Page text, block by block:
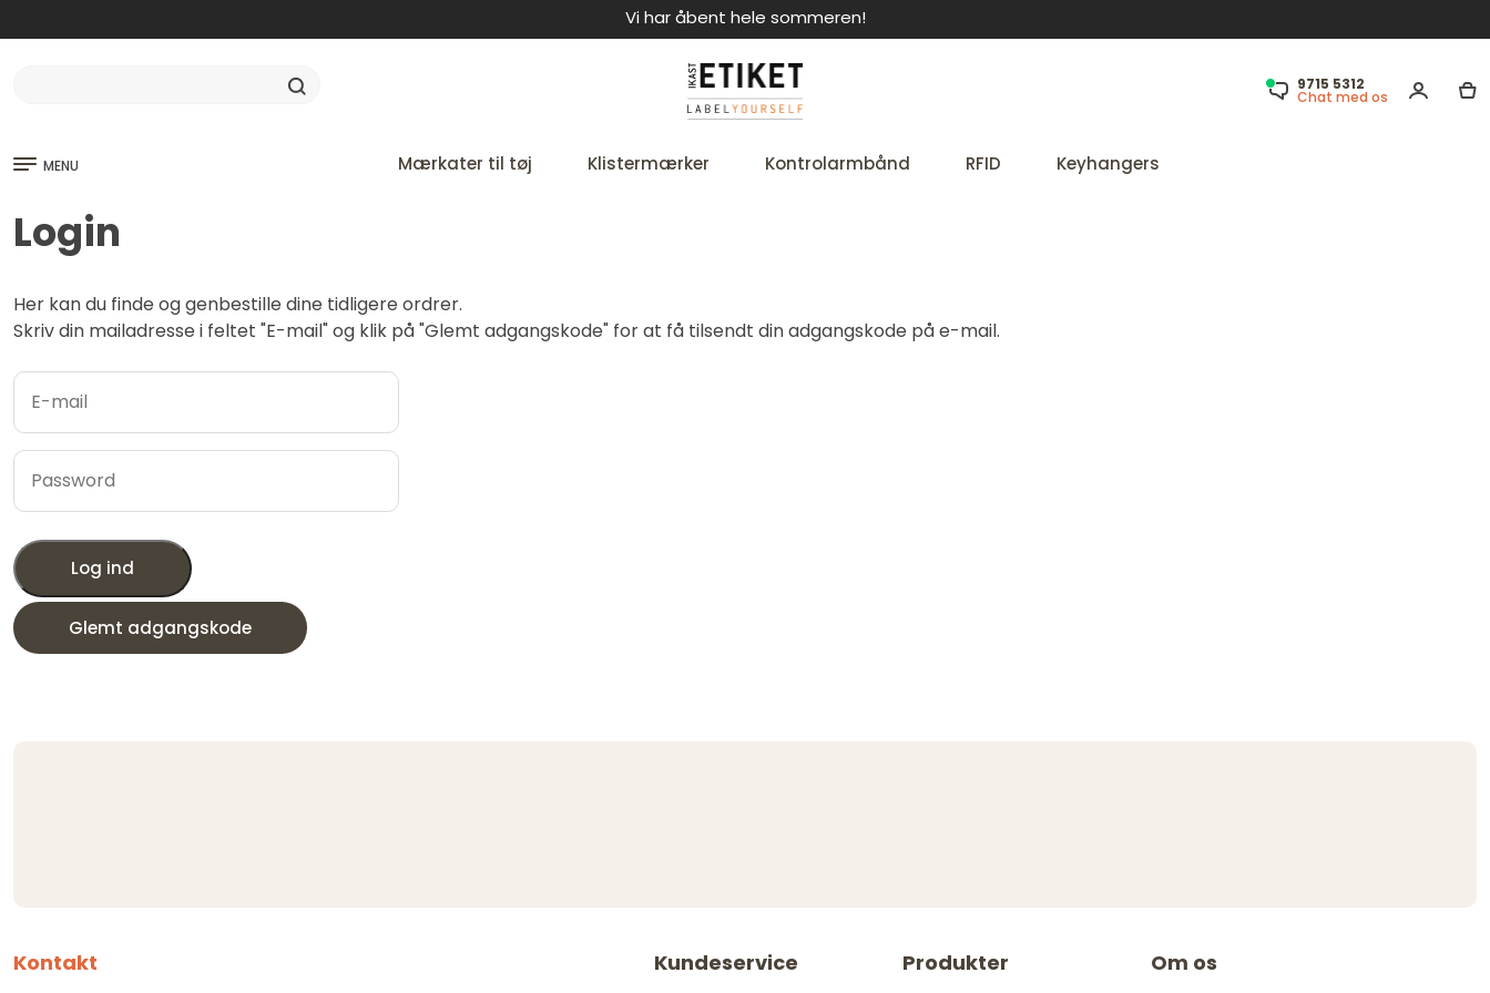
Vi har åbent hele sommeren!
9715 5312
Chat med os
MENU Mærkater til tøj Klistermærker Kontrolarmbånd RFID Keyhangers
Login
Her kan du finde og genbestille dine tidligere ordrer.
Skriv din mailadresse i feltet "E-mail" og klik på "Glemt adgangskode" for at få tilsendt din adgangskode på e-mail.
Log ind
Glemt adgangskode
Kontakt Kundeservice Produkter Om os